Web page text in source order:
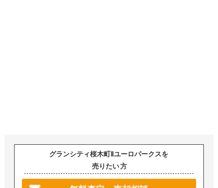
グランシティ桜木町Ⅱユーロパークスを
売りたい方